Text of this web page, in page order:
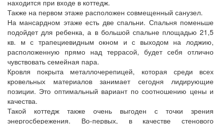
находится при входе в коттедж.
Также на первом этаже расположен совмещенный санузел.
На мансардном этаже есть две спальни. Спальня поменьше
подойдет для ребенка, а в большой спальне площадью 21,5
кв. м с трапециевидным окном и с выходом на лоджию,
расположенную прямо над террасой, будет себя отлично
чувствовать семейная пара.
Кровля покрыта металлочерепицей, которая среди всех
кровельных материалов занимает сегодня лидирующие
позиции. Это оптимальный вариант по соотношению цены и
качества.
Такой коттедж также очень выгоден с точки зрения
энергосбережения. Во-первых, в качестве стенового